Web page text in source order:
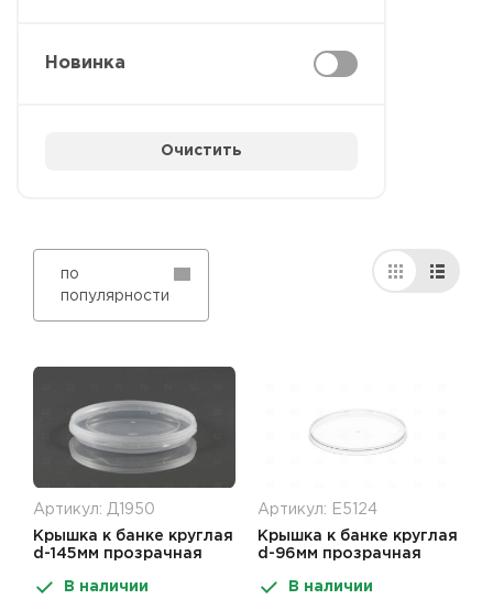
Новинка
Очистить
по
популярности
Артикул: Д1950
Крышка к банке круглая
d-145мм прозрачная
В наличии
Артикул: Е5124
Крышка к банке круглая
d-96мм прозрачная
В наличии